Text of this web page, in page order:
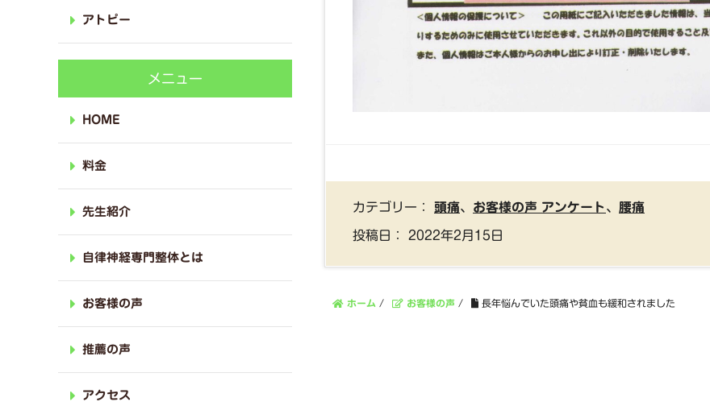
カテゴリー： 頭痛、 お客様の声 アンケート 、 腰痛
投稿日： 2022年2月15日
ホーム / お客様の声 / 長年悩んでいた頭痛や貧血も緩和されました
アトピー
メニュー
HOME
料金
先生紹介
自律神経専門整体とは
お客様の声
推薦の声
アクセス